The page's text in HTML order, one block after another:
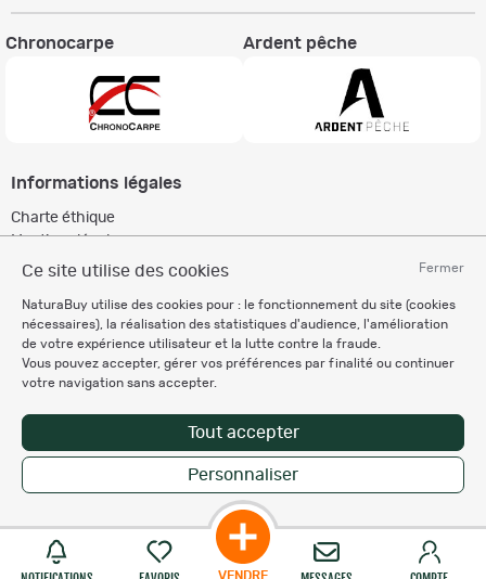
Fermer
Ce site utilise des cookies
NaturaBuy utilise des cookies pour : le fonctionnement du site (cookies
nécessaires), la réalisation des statistiques d'audience, l'amélioration
de votre expérience utilisateur et la lutte contre la fraude.
Vous pouvez accepter, gérer vos préférences par finalité ou continuer
votre navigation sans accepter.
Tout accepter
Personnaliser
VENDRE
Chronocarpe Ardent pêche
Informations légales
Charte éthique
Mentions légales
Règlement & Conditions d'utilisation
des données personnelles
Personnalisation des cookies
Recevez nos newsletters
Copyright © 2007-2026 NaturaBuy. Tous droits réservés. N°CNIL: 1239459.
Les marques commerciales mentionnées appartiennent à leurs propriétaires
respectifs in 0.074 s
Suggestions de recherche
Site NaturaBuy classique